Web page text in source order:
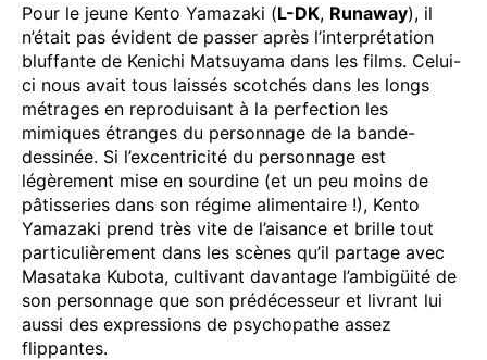
Pour le jeune Kento Yamazaki (L-DK, Runaway), il
n’était pas évident de passer après l’interprétation
bluffante de Kenichi Matsuyama dans les films. Celui-
ci nous avait tous laissés scotchés dans les longs
métrages en reproduisant à la perfection les
mimiques étranges du personnage de la bande-
dessinée. Si l’excentricité du personnage est
légèrement mise en sourdine (et un peu moins de
pâtisseries dans son régime alimentaire !), Kento
Yamazaki prend très vite de l’aisance et brille tout
particulièrement dans les scènes qu’il partage avec
Masataka Kubota, cultivant davantage l’ambigüité de
son personnage que son prédécesseur et livrant lui
aussi des expressions de psychopathe assez
flippantes.